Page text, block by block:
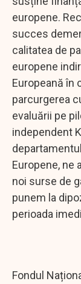
europene.
succes
calitatea de
europene
Europeană în
parcurgerea
evaluării pe
independent
Europene, ne
noi surse de
punem la
perioada
Fondul